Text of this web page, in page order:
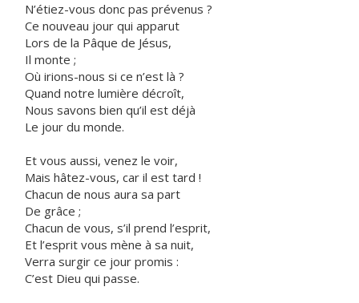
N’étiez-vous donc pas prévenus ?
Ce nouveau jour qui apparut
Lors de la Pâque de Jésus,
Il monte ;
Où irions-nous si ce n’est là ?
Quand notre lumière décroît,
Nous savons bien qu’il est déjà
Le jour du monde.
Et vous aussi, venez le voir,
Mais hâtez-vous, car il est tard !
Chacun de nous aura sa part
De grâce ;
Chacun de vous, s’il prend l’esprit,
Et l’esprit vous mène à sa nuit,
Verra surgir ce jour promis :
C’est Dieu qui passe.